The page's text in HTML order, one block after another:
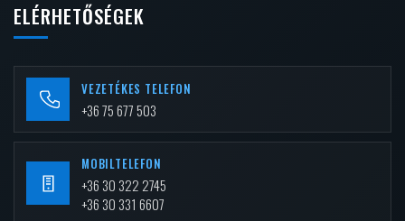
ELÉRHETŐSÉGEK
VEZETÉKES TELEFON
+36 75 677 503
MOBILTELEFON
+36 30 322 2745
+36 30 331 6607